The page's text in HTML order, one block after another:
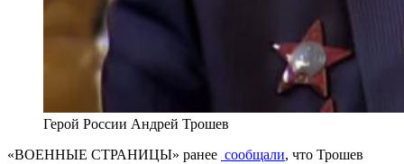
Герой России Андрей Трошев
«ВОЕННЫЕ СТРАНИЦЫ» ранее сообщали, что Трошев